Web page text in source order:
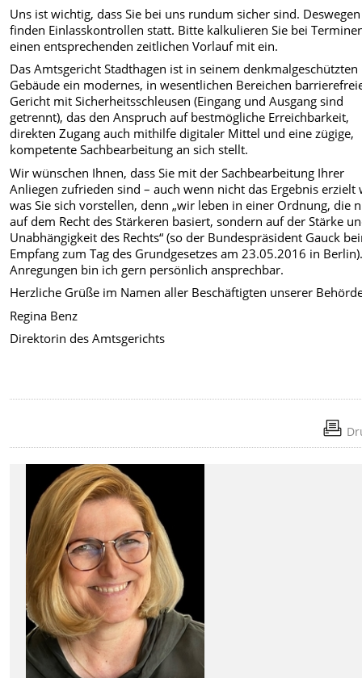
Uns ist wichtig, dass Sie bei uns rundum sicher sind. Deswegen
finden Einlasskontrollen statt. Bitte kalkulieren Sie bei
einen entsprechenden zeitlichen Vorlauf mit ein.
Das Amtsgericht Stadthagen ist in seinem denkmalgeschützten
Gebäude ein modernes, in wesentlichen Bereichen
Gericht mit Sicherheitsschleusen (Eingang und Ausgang sind
getrennt), das den Anspruch auf bestmögliche Erreichbarkeit,
direkten Zugang auch mithilfe digitaler Mittel und eine zügige,
kompetente Sachbearbeitung an sich stellt.
Wir wünschen Ihnen, dass Sie mit der Sachbearbeitung Ihrer
Anliegen zufrieden sind – auch wenn nicht das Ergebnis erzielt
was Sie sich vorstellen, denn „wir leben in einer Ordnung, die
auf dem Recht des Stärkeren basiert, sondern auf der Stärke
Unabhängigkeit des Rechts“ (so der Bundespräsident Gauck
Empfang zum Tag des Grundgesetzes am 23.05.2016 in
Anregungen bin ich gern persönlich ansprechbar.
Herzliche Grüße im Namen aller Beschäftigten unserer
Regina Benz
Direktorin des Amtsgerichts